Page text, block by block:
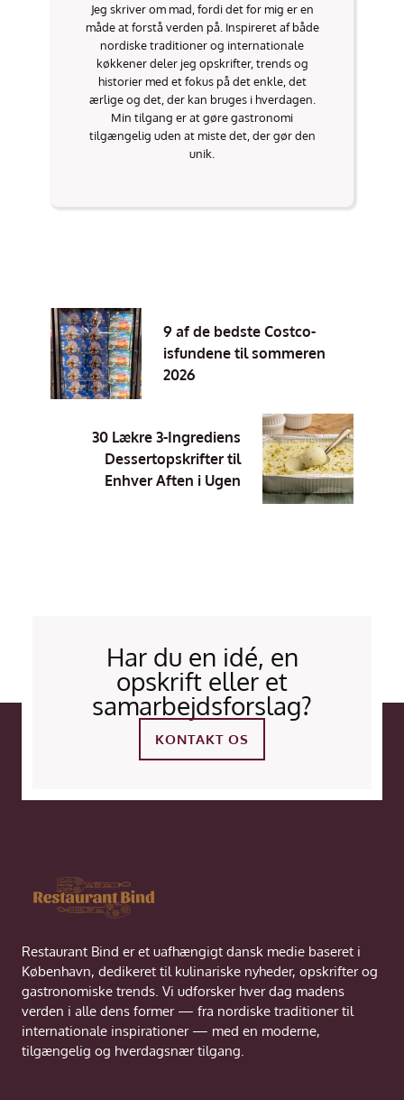
Jeg skriver om mad, fordi det for mig er en
måde at forstå verden på. Inspireret af både
nordiske traditioner og internationale
køkkener deler jeg opskrifter, trends og
historier med et fokus på det enkle, det
ærlige og det, der kan bruges i hverdagen.
Min tilgang er at gøre gastronomi
tilgængelig uden at miste det, der gør den
unik.
9 af de bedste Costco-
isfundene til sommeren
2026
30 Lækre 3-Ingrediens
Dessertopskrifter til
Enhver Aften i Ugen
Har du en idé, en
opskrift eller et
samarbejdsforslag?
KONTAKT OS
Restaurant Bind er et uafhængigt dansk medie baseret i
København, dedikeret til kulinariske nyheder, opskrifter og
gastronomiske trends. Vi udforsker hver dag madens
verden i alle dens former — fra nordiske traditioner til
internationale inspirationer — med en moderne,
tilgængelig og hverdagsnær tilgang.